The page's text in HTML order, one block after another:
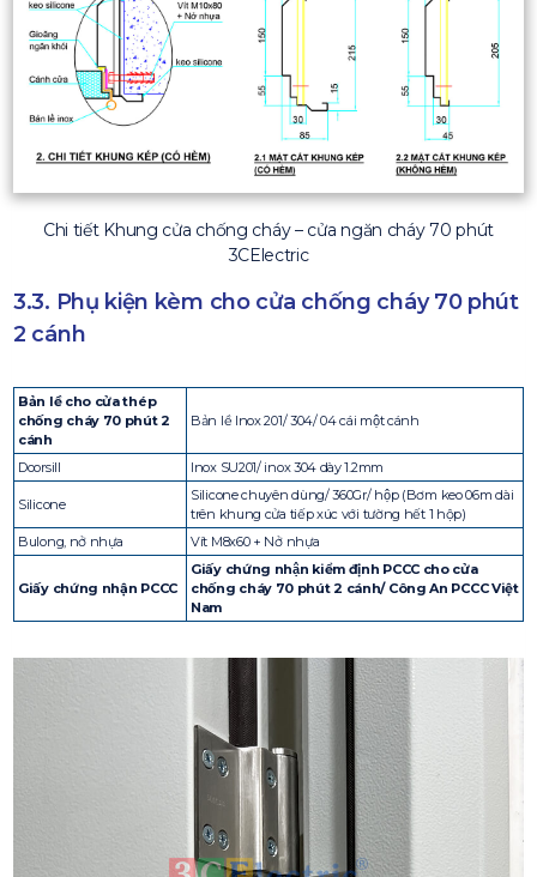
Chi tiết Khung cửa chống cháy – cửa ngăn cháy 70 phút
3CElectric
3.3. Phụ kiện kèm cho cửa chống cháy 70 phút
2 cánh
Bản lề cho cửa thép
chống cháy 70 phút 2
cánh
Bản lề Inox 201/ 304/ 04 cái một cánh
Doorsill Inox SU201/ inox 304 dày 1.2mm
Silicone
Silicone chuyên dùng/ 360Gr/ hộp (Bơm keo 06m dài
trên khung cửa tiếp xúc với tường hết 1 hộp)
Bulong, nở nhựa
Vít M8x60 + Nở nhựa
Giấy chứng nhận PCCC
Giấy chứng nhận kiểm định PCCC cho cửa
chống cháy 70 phút 2 cánh/ Công An PCCC Việt
Nam